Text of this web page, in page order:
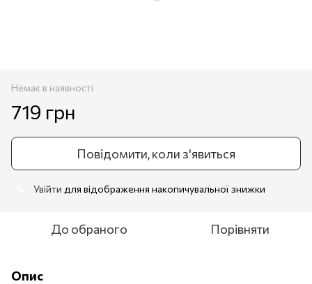
Немає в наявності
719 грн
Повідомити, коли з'явиться
Увійти для відображення накопичувальної знижки
До обраного Порівняти
Опис